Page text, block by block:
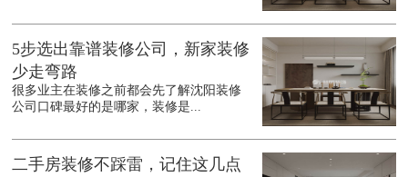
5步选出靠谱装修公司，新家装修
少走弯路
很多业主在装修之前都会先了解沈阳装修
公司口碑最好的是哪家，装修是...
二手房装修不踩雷，记住这几点